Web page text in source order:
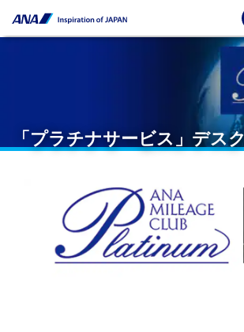
「プラチナサービス」デスク